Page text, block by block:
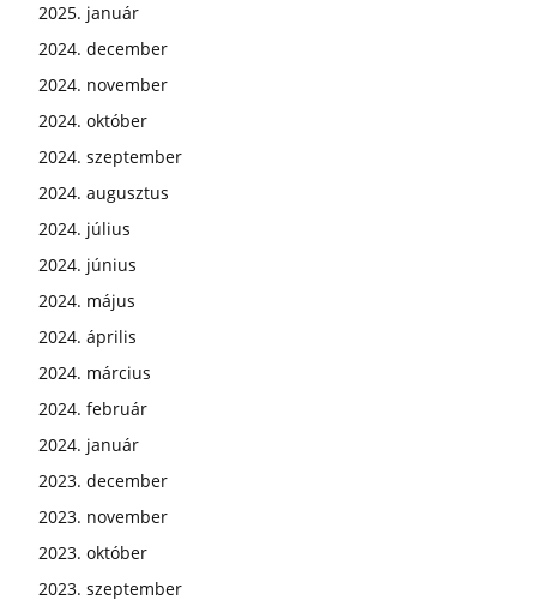
2025. január
2024. december
2024. november
2024. október
2024. szeptember
2024. augusztus
2024. július
2024. június
2024. május
2024. április
2024. március
2024. február
2024. január
2023. december
2023. november
2023. október
2023. szeptember